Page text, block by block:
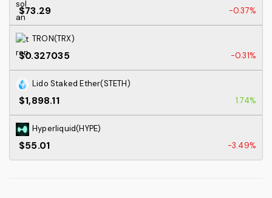
$73.29 -0.37%
TRON(TRX)
$0.327035 -0.31%
Lido Staked Ether(STETH)
$1,898.11 1.74%
Hyperliquid(HYPE)
$55.01 -3.49%